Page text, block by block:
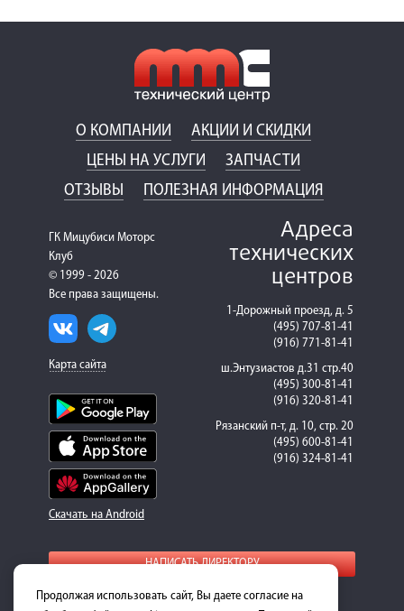
О КОМПАНИИ
АКЦИИ И СКИДКИ
ЦЕНЫ НА УСЛУГИ
ЗАПЧАСТИ
ОТЗЫВЫ
ПОЛЕЗНАЯ ИНФОРМАЦИЯ
ГК Мицубиси Моторс
Клуб
© 1999 - 2026
Все права защищены.
Карта сайта
Скачать на Android
Адреса
технических
центров
1-Дорожный проезд, д. 5
(495) 707-81-41
(916) 771-81-41
ш.Энтузиастов д.31 стр.40
(495) 300-81-41
(916) 320-81-41
Рязанский п-т, д. 10, стр. 20
(495) 600-81-41
(916) 324-81-41
НАПИСАТЬ ДИРЕКТОРУ
Для получения подробной информации о стоимости
Продолжая использовать сайт, Вы даете согласие на